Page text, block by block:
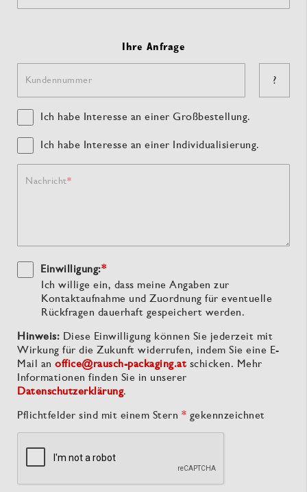
Ihre Anfrage
Kundennummer ?
Ich habe Interesse an einer Großbestellung.
Ich habe Interesse an einer Individualisierung.
Nachricht
Einwilligung:*
Ich willige ein, dass meine Angaben zur
Kontaktaufnahme und Zuordnung für eventuelle
Rückfragen dauerhaft gespeichert werden.
Hinweis: Diese Einwilligung können Sie jederzeit mit
Wirkung für die Zukunft widerrufen, indem Sie eine E-
Mail an office@rausch-packaging.at schicken. Mehr
Informationen finden Sie in unserer
Datenschutzerklärung.
Pflichtfelder sind mit einem Stern * gekennzeichnet